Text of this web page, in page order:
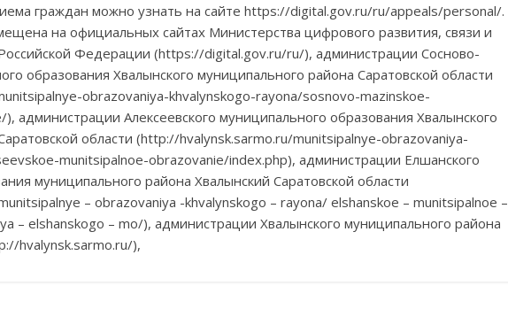
граждан можно узнать на сайте https://digital.gov.ru/ru/appeals/personal/.
на официальных сайтах Министерства цифрового развития, связи и
Федерации (https://digital.gov.ru/ru/), администрации Сосново-
образования Хвалынского муниципального района Саратовской области
obrazovaniya-khvalynskogo-rayona/sosnovo-mazinskoe-
администрации Алексеевского муниципального образования Хвалынского
области (http://hvalynsk.sarmo.ru/munitsipalnye-obrazovaniya-
munitsipalnoe-obrazovanie/index.php), администрации Елшанского
муниципального района Хвалынский Саратовской области
– obrazovaniya -khvalynskogo – rayona/ elshanskoe – munitsipalnoe –
– elshanskogo – mo/), администрации Хвалынского муниципального района
hvalynsk.sarmo.ru/),